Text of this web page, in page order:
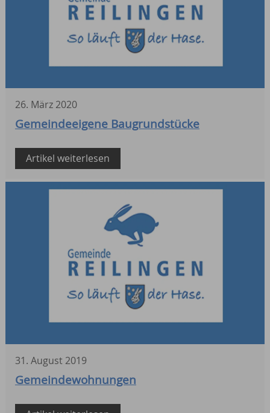
26. März 2020
Gemeindeeigene Baugrundstücke
Artikel weiterlesen
31. August 2019
Gemeindewohnungen